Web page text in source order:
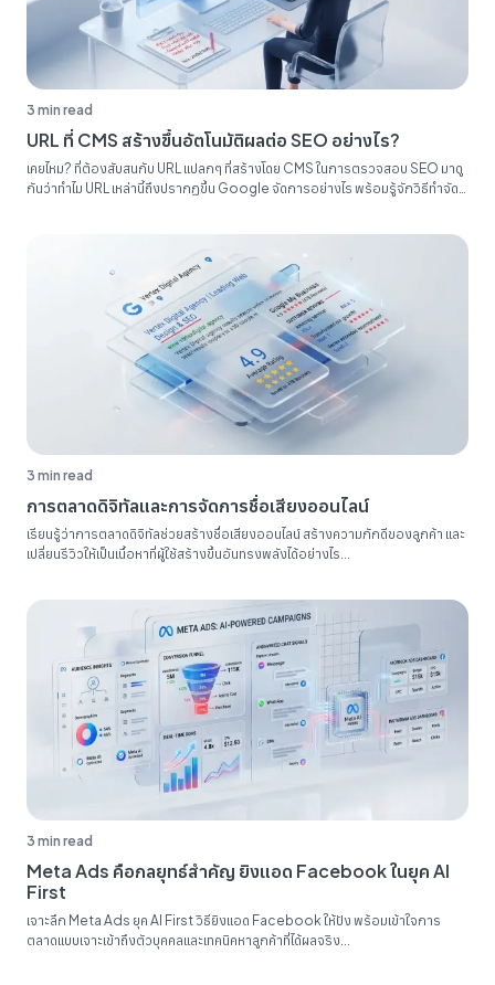
3 min read
URL ที่ CMS สร้างขึ้นอัตโนมัติผลต่อ SEO อย่างไร?
เคยไหม? ที่ต้องสับสนกับ URL แปลกๆ ที่สร้างโดย CMS ในการตรวจสอบ SEO มาดู
กันว่าทำไม URL เหล่านี้ถึงปรากฏขึ้น Google จัดการอย่างไร พร้อมรู้จักวิธีทำจัด
3 min read
การตลาดดิจิทัลและการจัดการชื่อเสียงออนไลน์
เรียนรู้ว่าการตลาดดิจิทัลช่วยสร้างชื่อเสียงออนไลน์ สร้างความภักดีของลูกค้า และ
เปลี่ยนรีวิวให้เป็นเนื้อหาที่ผู้ใช้สร้างขึ้นอันทรงพลังได้อย่างไร...
3 min read
Meta Ads คือกลยุทธ์สำคัญ ยิงแอด Facebook ในยุค AI
First
เจาะลึก Meta Ads ยุค AI First วิธียิงแอด Facebook ให้ปัง พร้อมเข้าใจการ
ตลาดแบบเจาะเข้าถึงตัวบุคคลและเทคนิคหาลูกค้าที่ได้ผลจริง...